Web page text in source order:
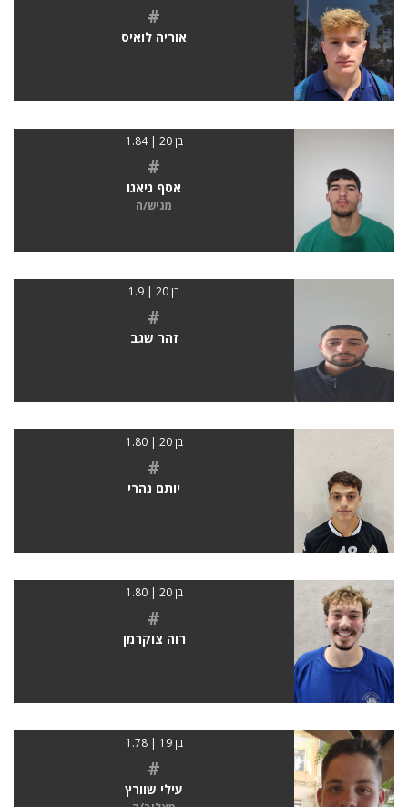
#
אוריה לואיס
בן 20 | 1.84
#
אסף ניאגו
מגיש/ה
בן 20 | 1.9
#
זהר שגב
בן 20 | 1.80
#
יותם נהרי
בן 20 | 1.80
#
רוה צוקרמן
בן 19 | 1.78
#
עילי שוורץ